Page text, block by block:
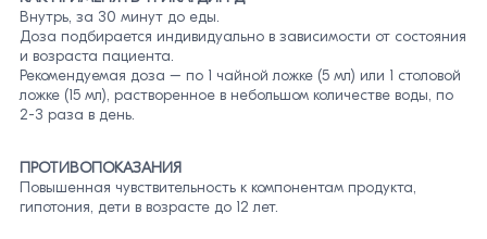
Внутрь, за 30 минут до еды.
Доза подбирается индивидуально в зависимости от состояния
и возраста пациента.
Рекомендуемая доза – по 1 чайной ложке (5 мл) или 1 столовой
ложке (15 мл), растворенное в небольшом количестве воды, по
2-3 раза в день.
ПРОТИВОПОКАЗАНИЯ
Повышенная чувствительность к компонентам продукта,
гипотония, дети в возрасте до 12 лет.